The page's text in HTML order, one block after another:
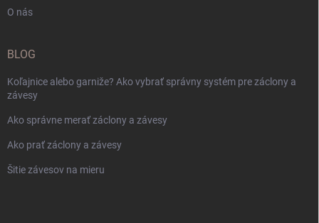
O nás
BLOG
Koľajnice alebo garniže? Ako vybrať správny systém pre záclony a
závesy
Ako správne merať záclony a závesy
Ako prať záclony a závesy
Šitie závesov na mieru